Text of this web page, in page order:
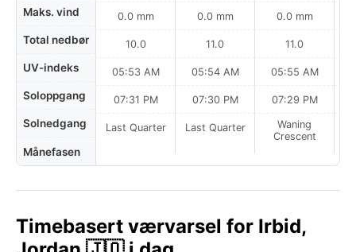
Maks. vind
Total nedbør
UV-indeks
Soloppgang
Solnedgang
Månefasen
0.0 mm
10.0
05:53 AM
07:31 PM
Last Quarter
0.0 mm
11.0
05:54 AM
07:30 PM
Last Quarter
0.0 mm
11.0
05:55 AM
07:29 PM
Waning
Crescent
Timebasert værvarsel for Irbid,